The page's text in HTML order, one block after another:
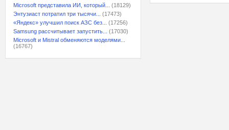
Microsoft представила ИИ, который...
(18129)
Энтузиаст потратил три тысячи...
(17473)
«Яндекс» улучшил поиск АЗС без...
(17256)
Samsung рассчитывает запустить...
(17030)
Microsoft и Mistral обменяются моделями...
(16767)